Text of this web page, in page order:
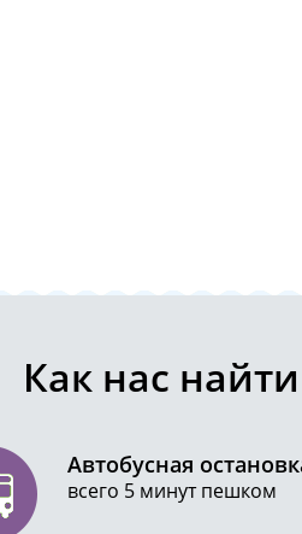
Как нас найти
Автобусная
всего 5 минут пешком